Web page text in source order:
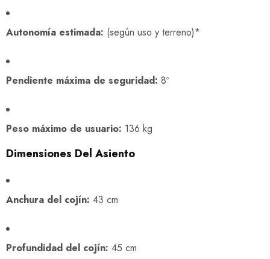
Autonomía estimada: (según uso y terreno)*
Pendiente máxima de seguridad: 8º
Peso máximo de usuario: 136 kg
Dimensiones Del Asiento
Anchura del cojín: 43 cm
Profundidad del cojín: 45 cm